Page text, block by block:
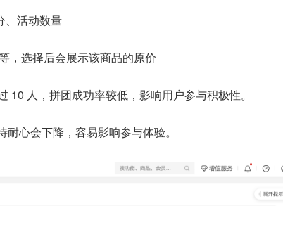
、活动数量
，选择后会展示该商品的原价
人，拼团成功率较低，影响用户参与积极性。
心会下降，容易影响参与体验。